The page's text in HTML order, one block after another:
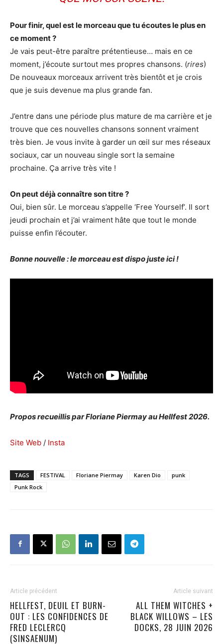
Pour finir, quel est le morceau que tu écoutes le plus en
ce moment ?
Je vais peut-être paraître prétentieuse… mais en ce
moment, j’écoute surtout mes propres chansons. (rires)
De nouveaux morceaux arrivent très bientôt et je crois
que je suis devenue ma plus grande fan.
J’entre dans une période plus mature de ma carrière et je
trouve que ces nouvelles chansons sonnent vraiment
très bien. Je vous invite à garder un œil sur mes réseaux
sociaux, car un nouveau single sort la semaine
prochaine. Ça arrive très vite !
On peut déjà connaître son titre ?
Oui, bien sûr. Le morceau s’appelle ‘Free Yourself’. Il sort
jeudi prochain et j’ai vraiment hâte que tout le monde
puisse enfin l’écouter.
Bonne nouvelle : le morceau est dispo juste ici !
Propos recueillis par Floriane Piermay au Hellfest 2026.
Site Web / Insta
TAGS FESTIVAL Floriane Piermay Karen Dio
punk
Punk Rock
Article précédent
HELLFEST, DEUIL ET BURN-
OUT : LES CONFIDENCES DE
FRED LECLERCQ
(SINSAENUM)
Article suivant
ALL THEM WITCHES +
BLACK WILLOWS – LES
DOCKS, 28 JUIN 2026